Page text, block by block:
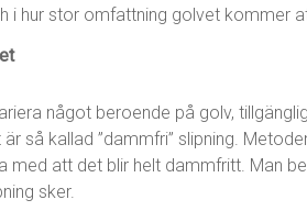
i hur stor omfattning golvet kommer
något beroende på golv,
så kallad ”dammfri” slipning.
med att det blir helt dammfritt. Man
sker.